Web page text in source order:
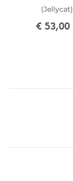
(Jellycat)
€ 53,00